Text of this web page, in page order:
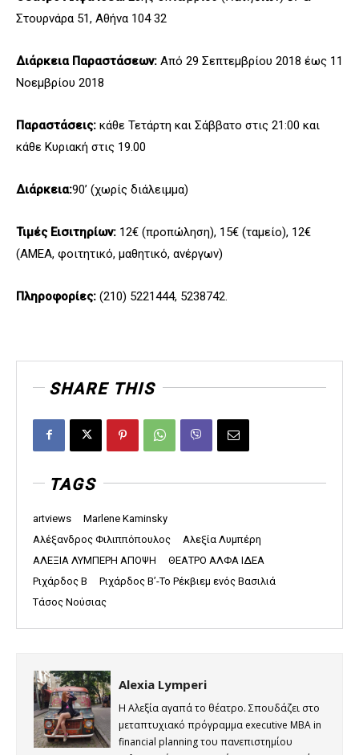
Στουρνάρα 51, Αθήνα 104 32
Διάρκεια Παραστάσεων: Από 29 Σεπτεμβρίου 2018 έως 11
Νοεμβρίου 2018
Παραστάσεις: κάθε Τετάρτη και Σάββατο στις 21:00 και
κάθε Κυριακή στις 19.00
Διάρκεια:90’ (χωρίς διάλειμμα)
Τιμές Εισιτηρίων: 12€ (προπώληση), 15€ (ταμείο), 12€
(ΑΜΕΑ, φοιτητικό, μαθητικό, ανέργων)
Πληροφορίες: (210) 5221444, 5238742.
SHARE THIS
TAGS
artviews
Marlene Kaminsky
Αλέξανδρος Φιλιππόπουλος
Αλεξία Λυμπέρη
ΑΛΕΞΙΑ ΛΥΜΠΕΡΗ ΑΠΟΨΗ
ΘΕΑΤΡΟ ΑΛΦΑ ΙΔΕΑ
Ριχάρδος Β
Ριχάρδος Β’-Το Ρέκβιεμ ενός Βασιλιά
Τάσος Νούσιας
Alexia Lymperi
Η Αλεξία αγαπά το θέατρο. Σπουδάζει στο
μεταπτυχιακό πρόγραμμα executive MBA in
financial planning του πανεπιστημίου